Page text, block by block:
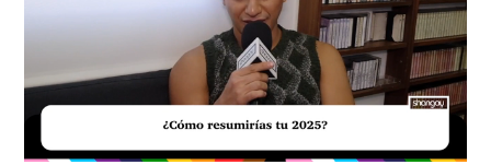
Unmute Loaded:
43.75%